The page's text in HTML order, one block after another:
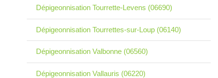
Dépigeonnisation Tourrette-Levens (06690)
Dépigeonnisation Tourrettes-sur-Loup (06140)
Dépigeonnisation Valbonne (06560)
Dépigeonnisation Vallauris (06220)